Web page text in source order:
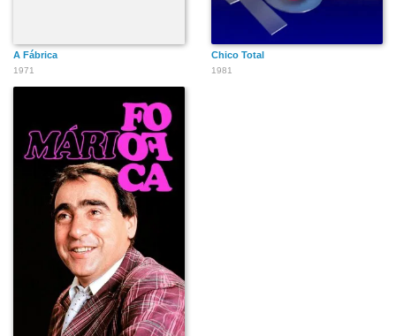
A Fábrica
1971
Chico Total
1981